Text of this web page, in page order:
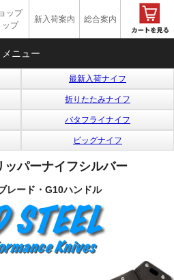
ップ
ップ
新入荷案内 総合案内
メニュー
最新入荷ナイフ
折りたたみナイフ
バタフライナイフ
ビッグナイフ
ッパーナイフシルバー
レード・G10ハンドル